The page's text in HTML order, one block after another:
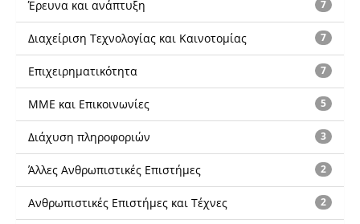
7
Έρευνα και ανάπτυξη
7
Διαχείριση Τεχνολογίας και Καινοτομίας
7
Επιχειρηματικότητα
5
ΜΜΕ και Επικοινωνίες
3
Διάχυση πληροφοριών
2
Άλλες Ανθρωπιστικές Επιστήμες
2
Ανθρωπιστικές Επιστήμες και Τέχνες